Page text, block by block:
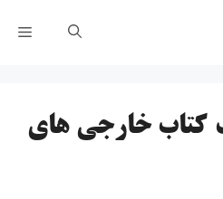
کتاب خارجی های